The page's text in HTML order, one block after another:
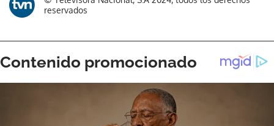
reservados